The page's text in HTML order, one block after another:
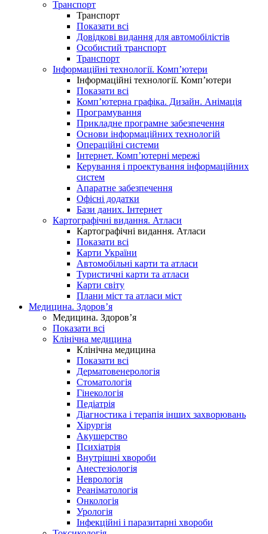
Транспорт
Транспорт
Показати всі
Довідкові видання для автомобілістів
Особистий транспорт
Транспорт
Інформаційні технології. Комп’ютери
Інформаційні технології. Комп’ютери
Показати всі
Комп’ютерна графіка. Дизайн. Анімація
Програмування
Прикладне програмне забезпечення
Основи інформаційних технологій
Операційні системи
Інтернет. Комп’ютерні мережі
Керування і проектування інформаційних
систем
Апаратне забезпечення
Офісні додатки
Бази даних. Інтернет
Картографічні видання. Атласи
Картографічні видання. Атласи
Показати всі
Карти України
Автомобільні карти та атласи
Туристичні карти та атласи
Карти світу
Плани міст та атласи міст
Медицина. Здоров’я
Медицина. Здоров’я
Показати всі
Клінічна медицина
Клінічна медицина
Показати всі
Дерматовенерологія
Стоматологія
Гінекологія
Педіатрія
Діагностика і терапія інших захворювань
Хірургія
Акушерство
Психіатрія
Внутрішні хвороби
Анестезіологія
Неврологія
Реаніматологія
Онкологія
Урологія
Інфекційні і паразитарні хвороби